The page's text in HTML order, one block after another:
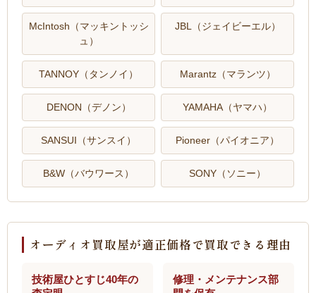
McIntosh（マッキントッシ
ュ）
JBL（ジェイビーエル）
TANNOY（タンノイ） Marantz（マランツ）
DENON（デノン） YAMAHA（ヤマハ）
SANSUI（サンスイ） Pioneer（パイオニア）
B&W（バウワース） SONY（ソニー）
オーディオ買取屋が適正価格で買取できる理由
技術屋ひとすじ40年の
修理・メンテナンス部